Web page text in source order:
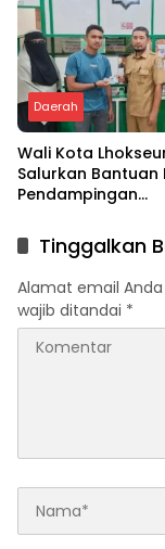
Daerah
Wali Kota
Salurkan Bantuan
Pendampingan
MalTinggalkan
Alamat email
wajib ditandai *